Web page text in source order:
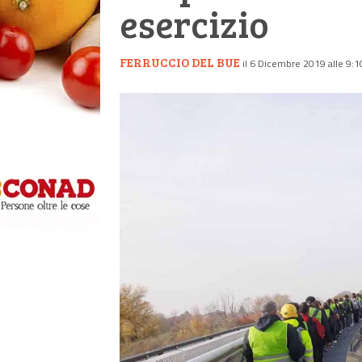
esercizio
FERRUCCIO DEL BUE il 6 Dicembre 2019 alle